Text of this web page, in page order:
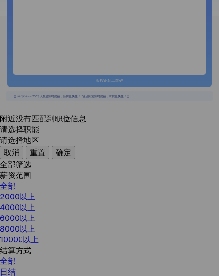
长按识别二维码
{{usertype=='2'?'个人投递实时提醒，招聘更快捷！':'企业回复实时提醒，求职更快捷！'}}
附近没有匹配到职位信息
请选择职能
请选择地区
取消
重置
确定
全部筛选
薪资范围
全部
2000以上
4000以上
6000以上
8000以上
10000以上
结算方式
全部
日结